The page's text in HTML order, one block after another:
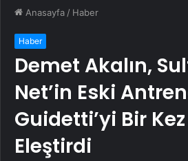
Anasayfa / Haber
Haber
Demet Akalın,
Net’in Eski
Guidetti’yi Bir
Eleştirdi